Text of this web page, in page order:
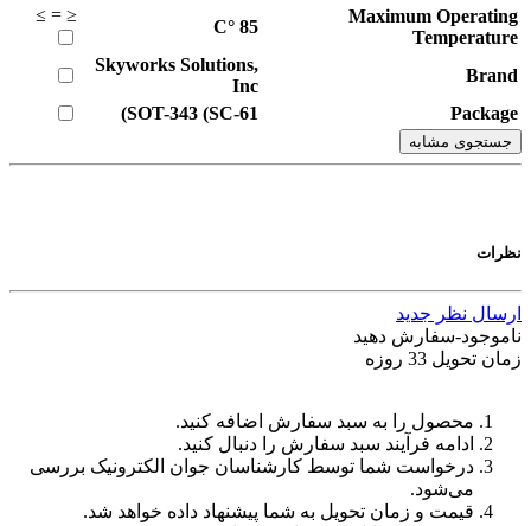
Maximum Operating
Temperature
85
°C
≤
=
≥
Brand
Skyworks Solutions,
Inc
Package
SOT-343 (SC-61)
جستجوی مشابه
نظرات
ارسال نظر جدید
ناموجود-سفارش دهید
زمان تحویل 33 روزه
محصول را به سبد سفارش اضافه کنید.
ادامه فرآیند سبد سفارش را دنبال کنید.
درخواست شما توسط کارشناسان جوان الکترونیک بررسی
می‌شود.
قیمت و زمان تحویل به شما پیشنهاد داده خواهد شد.